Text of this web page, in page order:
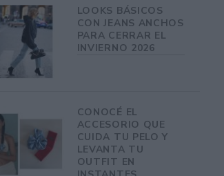
LOOKS BÁSICOS
CON JEANS ANCHOS
PARA CERRAR EL
INVIERNO 2026
CONOCÉ EL
ACCESORIO QUE
CUIDA TU PELO Y
LEVANTA TU
OUTFIT EN